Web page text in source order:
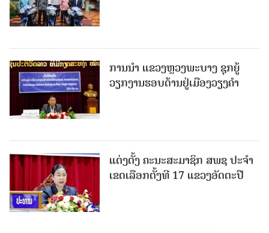
ການນຳ ແຂວງຫຼວງພະບາງ ຊຸກຍູ້
ວຽກງານຮອບດ້ານຢູ່ເມືອງວຽງຄໍາ
ແຕ່ງຕັ້ງ ຄະນະສະມາຊິກ ສພຊ ປະຈຳ
ເຂດເລືອກຕັ້ງທີ 17 ແຂວງອັດຕະປື